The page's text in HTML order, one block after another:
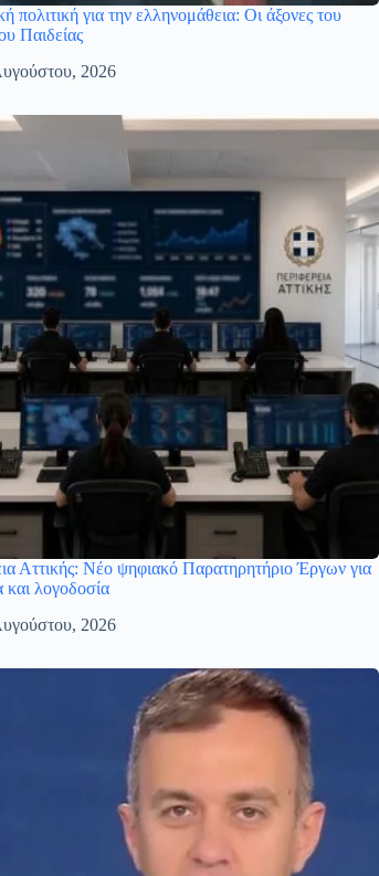
πολιτική για την ελληνομάθεια: Οι άξονες του
Παιδείας
2026
Αττικής: Νέο ψηφιακό Παρατηρητήριο Έργων για
και λογοδοσία
2026